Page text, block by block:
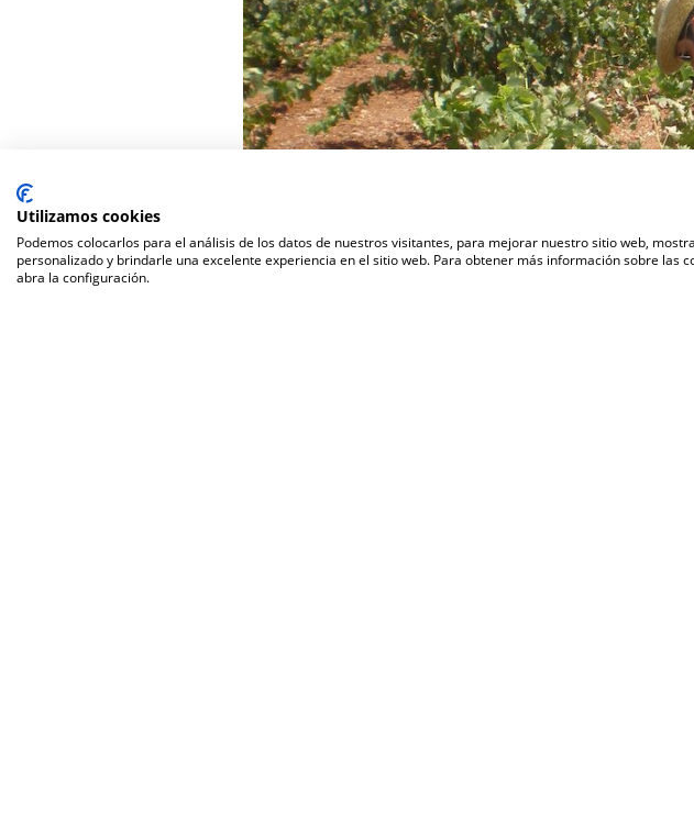
Utilizamos cookies
Podemos colocarlos para el análisis de los datos de nuestros visitantes, para mejorar nuestro sitio web,
personalizado y brindarle una excelente experiencia en el sitio web. Para obtener más información sobre las
abra la configuración.